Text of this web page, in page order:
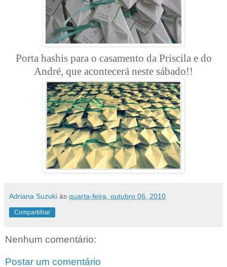
Porta hashis para o casamento da Priscila e do
André, que acontecerá neste sábado!!
Adriana Suzuki às quarta-feira, outubro 06, 2010
Compartilhar
Nenhum comentário:
Postar um comentário